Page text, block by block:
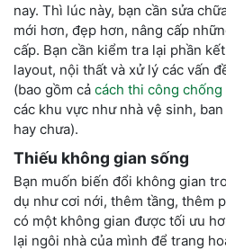
nay. Thì lúc này, bạn cần sửa
mới hơn, đẹp hơn, nâng cấp
cấp. Bạn cần kiểm tra lại phần
layout, nội thất và xử lý các vấn
(bao gồm cả cách thi công chống
các khu vực như nhà vệ sinh,
hay chưa).
Thiếu không gian sống
Bạn muốn biến đổi không gian
dụ như cơi nới, thêm tầng, thêm
có một không gian được tối ưu
lại ngôi nhà của mình để trang